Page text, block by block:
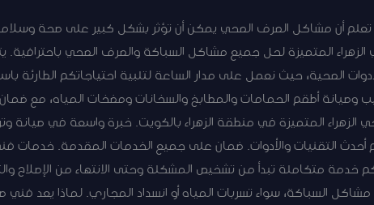
تعلم أن مشاكل الصرف الصحي يمكن أن تؤثر بشكل كبير على صحة
المتميزة لحل جميع مشاكل السباكة والصرف الصحي باحترافية.
الصحية، حيث نعمل على مدار الساعة لتلبية احتياجاتكم الطارئة
وصيانة أطقم الحمامات والمطابخ والسخانات ومضخات المياه، مع
المتميزة في منطقة الزهراء بالكويت. خبرة واسعة في صيانة
التقنيات والأدوات. ضمان على جميع الخدمات المقدمة. خدمات
خدمة متكاملة تبدأ من تشخيص المشكلة وحتى الانتهاء من الإصلاح
السباكة، سواء تسربات المياه أو انسداد المجاري. لماذا يعد فني